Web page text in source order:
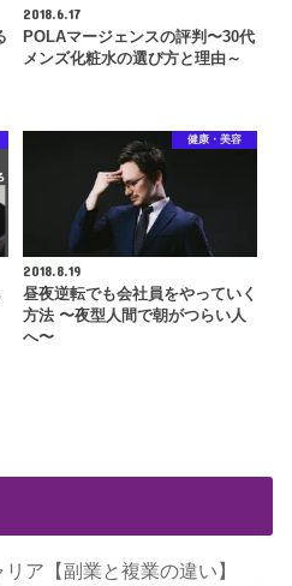
2018.6.17
POLAマージェンスの評判〜30代
メンズ化粧水の選び方と理由～
健康・美容
2018.8.19
昼夜逆転でも会社員をやっていく
方法 〜夜型人間で朝がつらい人
へ〜
ア【副業と複業の違い】